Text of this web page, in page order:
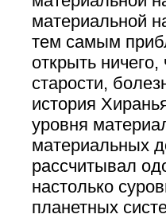
материальной
тем самым
открыть
старости,
история
уровня
материальных
рассчитывал
настолько
планетных